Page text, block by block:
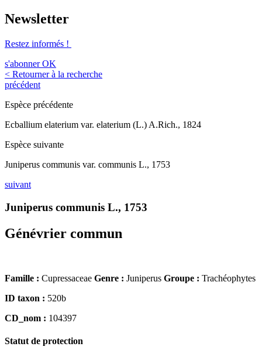
Newsletter
Restez informés !
s'abonner OK
< Retourner à la recherche
précédent
Espèce précédente
Ecballium elaterium var. elaterium (L.) A.Rich., 1824
Espèce suivante
Juniperus communis var. communis L., 1753
suivant
Juniperus communis L., 1753
Génévrier commun
Famille : Cupressaceae Genre : Juniperus Groupe : Trachéophytes
ID taxon : 520b
CD_nom : 104397
Statut de protection